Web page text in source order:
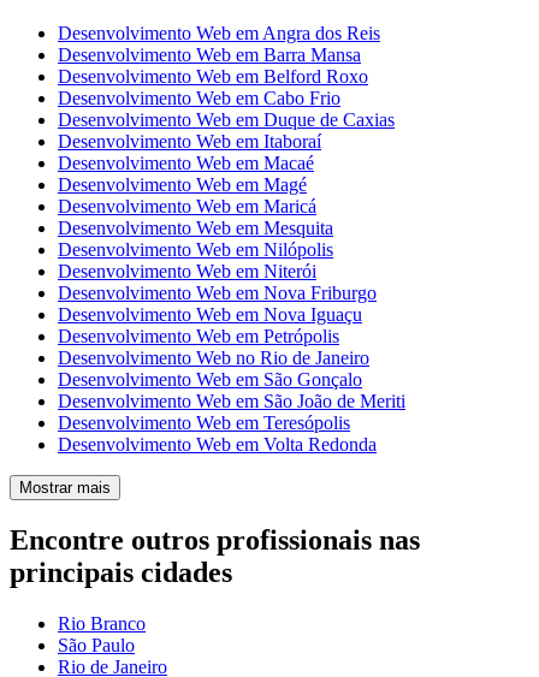
Desenvolvimento Web em Angra dos Reis
Desenvolvimento Web em Barra Mansa
Desenvolvimento Web em Belford Roxo
Desenvolvimento Web em Cabo Frio
Desenvolvimento Web em Duque de Caxias
Desenvolvimento Web em Itaboraí
Desenvolvimento Web em Macaé
Desenvolvimento Web em Magé
Desenvolvimento Web em Maricá
Desenvolvimento Web em Mesquita
Desenvolvimento Web em Nilópolis
Desenvolvimento Web em Niterói
Desenvolvimento Web em Nova Friburgo
Desenvolvimento Web em Nova Iguaçu
Desenvolvimento Web em Petrópolis
Desenvolvimento Web no Rio de Janeiro
Desenvolvimento Web em São Gonçalo
Desenvolvimento Web em São João de Meriti
Desenvolvimento Web em Teresópolis
Desenvolvimento Web em Volta Redonda
Mostrar mais
Encontre outros profissionais nas
principais cidades
Rio Branco
São Paulo
Rio de Janeiro